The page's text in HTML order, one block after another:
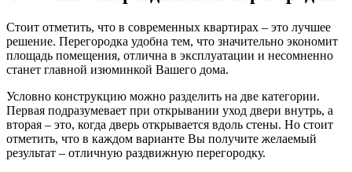
Стоит отметить, что в современных квартирах – это лучшее
решение. Перегородка удобна тем, что значительно экономит
площадь помещения, отлична в эксплуатации и несомненно
станет главной изюминкой Вашего дома.
Условно конструкцию можно разделить на две категории.
Первая подразумевает при открывании уход двери внутрь, а
вторая – это, когда дверь открывается вдоль стены. Но стоит
отметить, что в каждом варианте Вы получите желаемый
результат – отличную раздвижную перегородку.